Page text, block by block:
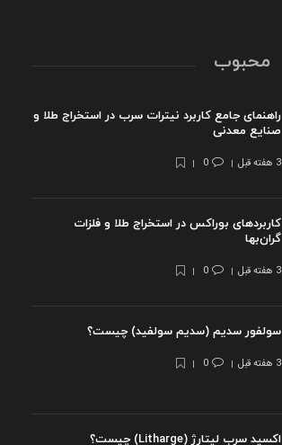
محبوب
راهنمای جامع کاربرد نیترات سرب در استخراج طلا و
صنایع معدنی
3 هفته قبل 0
کاربردهای بوراکس در استخراج طلا و فلزات
گران‌بها
3 هفته قبل 0
سولفور سدیم (سدیم سولفید) چیست؟
3 هفته قبل 0
اکسید سرب لیتارژ (Litharge) چیست؟